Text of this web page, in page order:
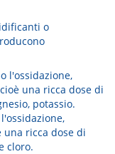
o
l'ossidazione,
una ricca dose di
potassio.
ricca dose di
cloro.